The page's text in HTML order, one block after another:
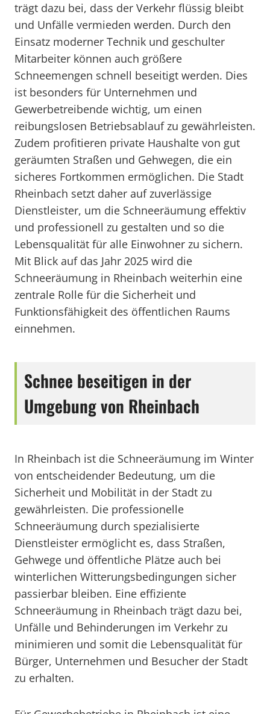
trägt dazu bei, dass der Verkehr flüssig bleibt
und Unfälle vermieden werden. Durch den
Einsatz moderner Technik und geschulter
Mitarbeiter können auch größere
Schneemengen schnell beseitigt werden. Dies
ist besonders für Unternehmen und
Gewerbetreibende wichtig, um einen
reibungslosen Betriebsablauf zu gewährleisten.
Zudem profitieren private Haushalte von gut
geräumten Straßen und Gehwegen, die ein
sicheres Fortkommen ermöglichen. Die Stadt
Rheinbach setzt daher auf zuverlässige
Dienstleister, um die Schneeräumung effektiv
und professionell zu gestalten und so die
Lebensqualität für alle Einwohner zu sichern.
Mit Blick auf das Jahr 2025 wird die
Schneeräumung in Rheinbach weiterhin eine
zentrale Rolle für die Sicherheit und
Funktionsfähigkeit des öffentlichen Raums
einnehmen.
Schnee beseitigen in der
Umgebung von Rheinbach
In Rheinbach ist die Schneeräumung im Winter
von entscheidender Bedeutung, um die
Sicherheit und Mobilität in der Stadt zu
gewährleisten. Die professionelle
Schneeräumung durch spezialisierte
Dienstleister ermöglicht es, dass Straßen,
Gehwege und öffentliche Plätze auch bei
winterlichen Witterungsbedingungen sicher
passierbar bleiben. Eine effiziente
Schneeräumung in Rheinbach trägt dazu bei,
Unfälle und Behinderungen im Verkehr zu
minimieren und somit die Lebensqualität für
Bürger, Unternehmen und Besucher der Stadt
zu erhalten.